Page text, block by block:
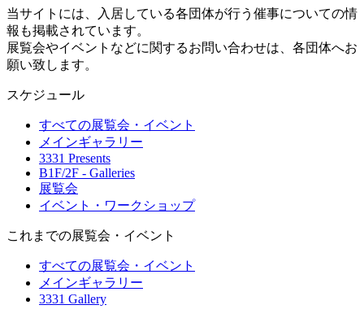
当サイトには、入居している各団体が行う催事についての情
報も掲載されています。
展覧会やイベントなどに関するお問い合わせは、各団体へお
願い致します。
スケジュール
すべての展覧会・イベント
メインギャラリー
3331 Presents
B1F/2F - Galleries
展覧会
イベント・ワークショップ
これまでの展覧会・イベント
すべての展覧会・イベント
メインギャラリー
3331 Gallery